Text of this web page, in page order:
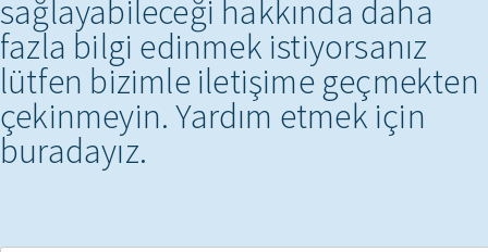
sağlayabileceği hakkında daha
fazla bilgi edinmek istiyorsanız
lütfen bizimle iletişime geçmekten
çekinmeyin. Yardım etmek için
buradayız.